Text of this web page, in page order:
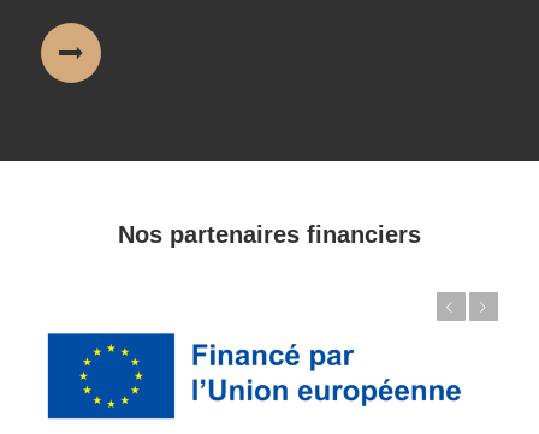
Nos partenaires financiers